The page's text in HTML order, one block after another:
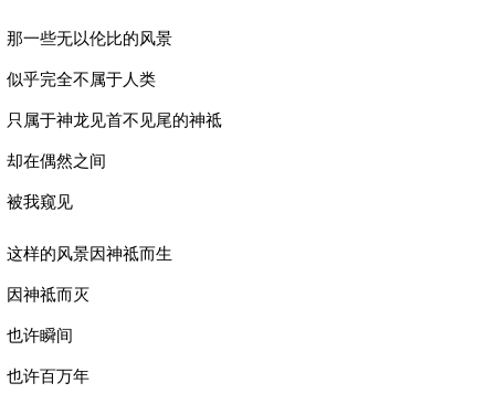
那一些无以伦比的风景
似乎完全不属于人类
只属于神龙见首不见尾的神祗
却在偶然之间
被我窥见
这样的风景因神祗而生
因神祗而灭
也许瞬间
也许百万年